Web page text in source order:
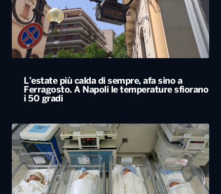
L’estate più calda di sempre, afa sino a
Ferragosto. A Napoli le temperature sfiorano
i 50 gradi